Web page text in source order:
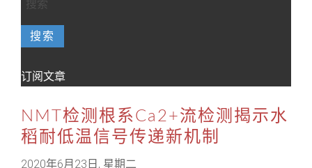
搜索
订阅文章
NMT检测根系Ca2+流检测揭示水
稻耐低温信号传递新机制
2020年6月23日, 星期二